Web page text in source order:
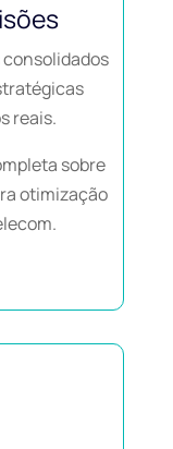
reais.
sobre
otimização